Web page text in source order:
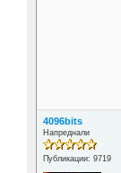
4096bits
Напреднали
Публикации: 9719